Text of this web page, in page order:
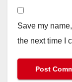
Save my
the next time I